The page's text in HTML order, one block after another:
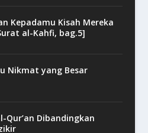
Kepadamu Kisah Mereka
al-Kahfi, bag.5]
Nikmat yang Besar
Qur’an Dibandingkan